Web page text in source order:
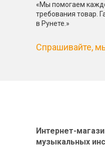
«Мы помогаем
требования товар.
в Рунете.»
Спрашивайте,
Интернет-
музыкальных